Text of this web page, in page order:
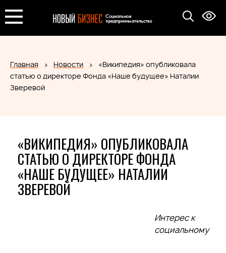
Главная Новости
«Википедия» опубликовала
статью о директоре Фонда «Наше будущее» Наталии
Зверевой
«ВИКИПЕДИЯ» ОПУБЛИКОВАЛА
СТАТЬЮ О ДИРЕКТОРЕ ФОНДА
«НАШЕ БУДУЩЕЕ» НАТАЛИИ
ЗВЕРЕВОЙ
Интерес к
социальному